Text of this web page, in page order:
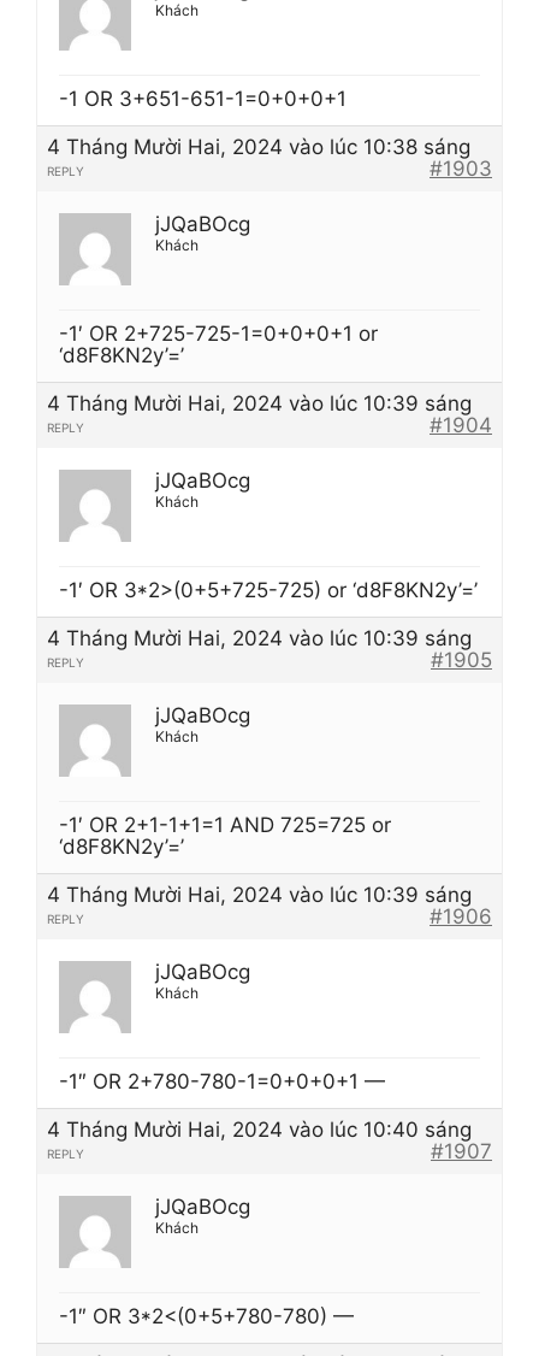
Khách
-1 OR 3+651-651-1=0+0+0+1
4 Tháng Mười Hai, 2024 vào lúc 10:38 sáng
#1903
REPLY
jJQaBOcg
Khách
-1′ OR 2+725-725-1=0+0+0+1 or
‘d8F8KN2y’=’
4 Tháng Mười Hai, 2024 vào lúc 10:39 sáng
#1904
REPLY
jJQaBOcg
Khách
-1′ OR 3*2>(0+5+725-725) or ‘d8F8KN2y’=’
4 Tháng Mười Hai, 2024 vào lúc 10:39 sáng
#1905
REPLY
jJQaBOcg
Khách
-1′ OR 2+1-1+1=1 AND 725=725 or
‘d8F8KN2y’=’
4 Tháng Mười Hai, 2024 vào lúc 10:39 sáng
#1906
REPLY
jJQaBOcg
Khách
-1″ OR 2+780-780-1=0+0+0+1 —
4 Tháng Mười Hai, 2024 vào lúc 10:40 sáng
#1907
REPLY
jJQaBOcg
Khách
-1″ OR 3*2<(0+5+780-780) —